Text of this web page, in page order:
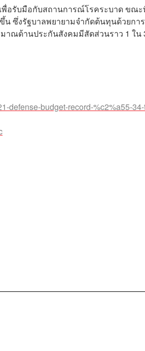
พื่อรับมือกับสถานการณ์โรคระบาด ขณ
น ซึ่งรัฐบาลพยายามจำกัดต้นทุนด้วยกา
าณด้านประกันสังคมมีสัดส่วนราว 1 ใน
defense-budget-record-%c2%a55-